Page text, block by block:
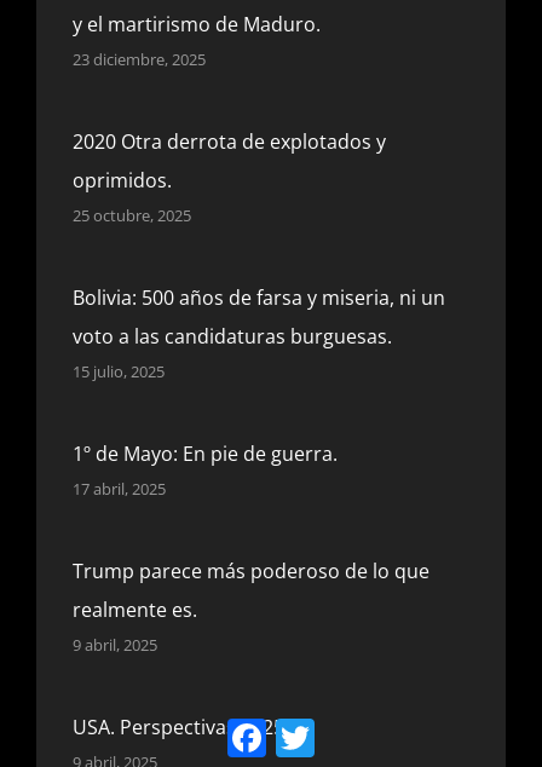
y el martirismo de Maduro.
23 diciembre, 2025
2020 Otra derrota de explotados y
oprimidos.
25 octubre, 2025
Bolivia: 500 años de farsa y miseria, ni un
voto a las candidaturas burguesas.
15 julio, 2025
1º de Mayo: En pie de guerra.
17 abril, 2025
Trump parece más poderoso de lo que
realmente es.
9 abril, 2025
USA. Perspectivas 2025.
9 abril, 2025
Facebook